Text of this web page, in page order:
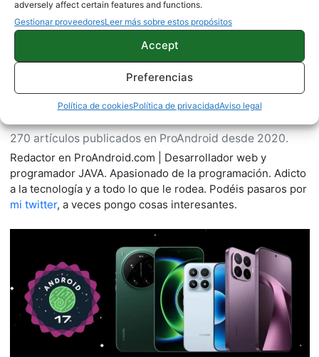
adversely affect certain features and functions.
Gestionar proveedoresLeer más sobre estos propósitos
Accept
Preferencias
Política de cookiesPolítica de privacidadAviso legal
Eduardo Carrasco
270 artículos publicados en ProAndroid desde 2020.
Redactor en ProAndroid.com | Desarrollador web y
programador JAVA. Apasionado de la programación. Adicto
a la tecnología y a todo lo que le rodea. Podéis pasaros por
mi twitter, a veces pongo cosas interesantes.